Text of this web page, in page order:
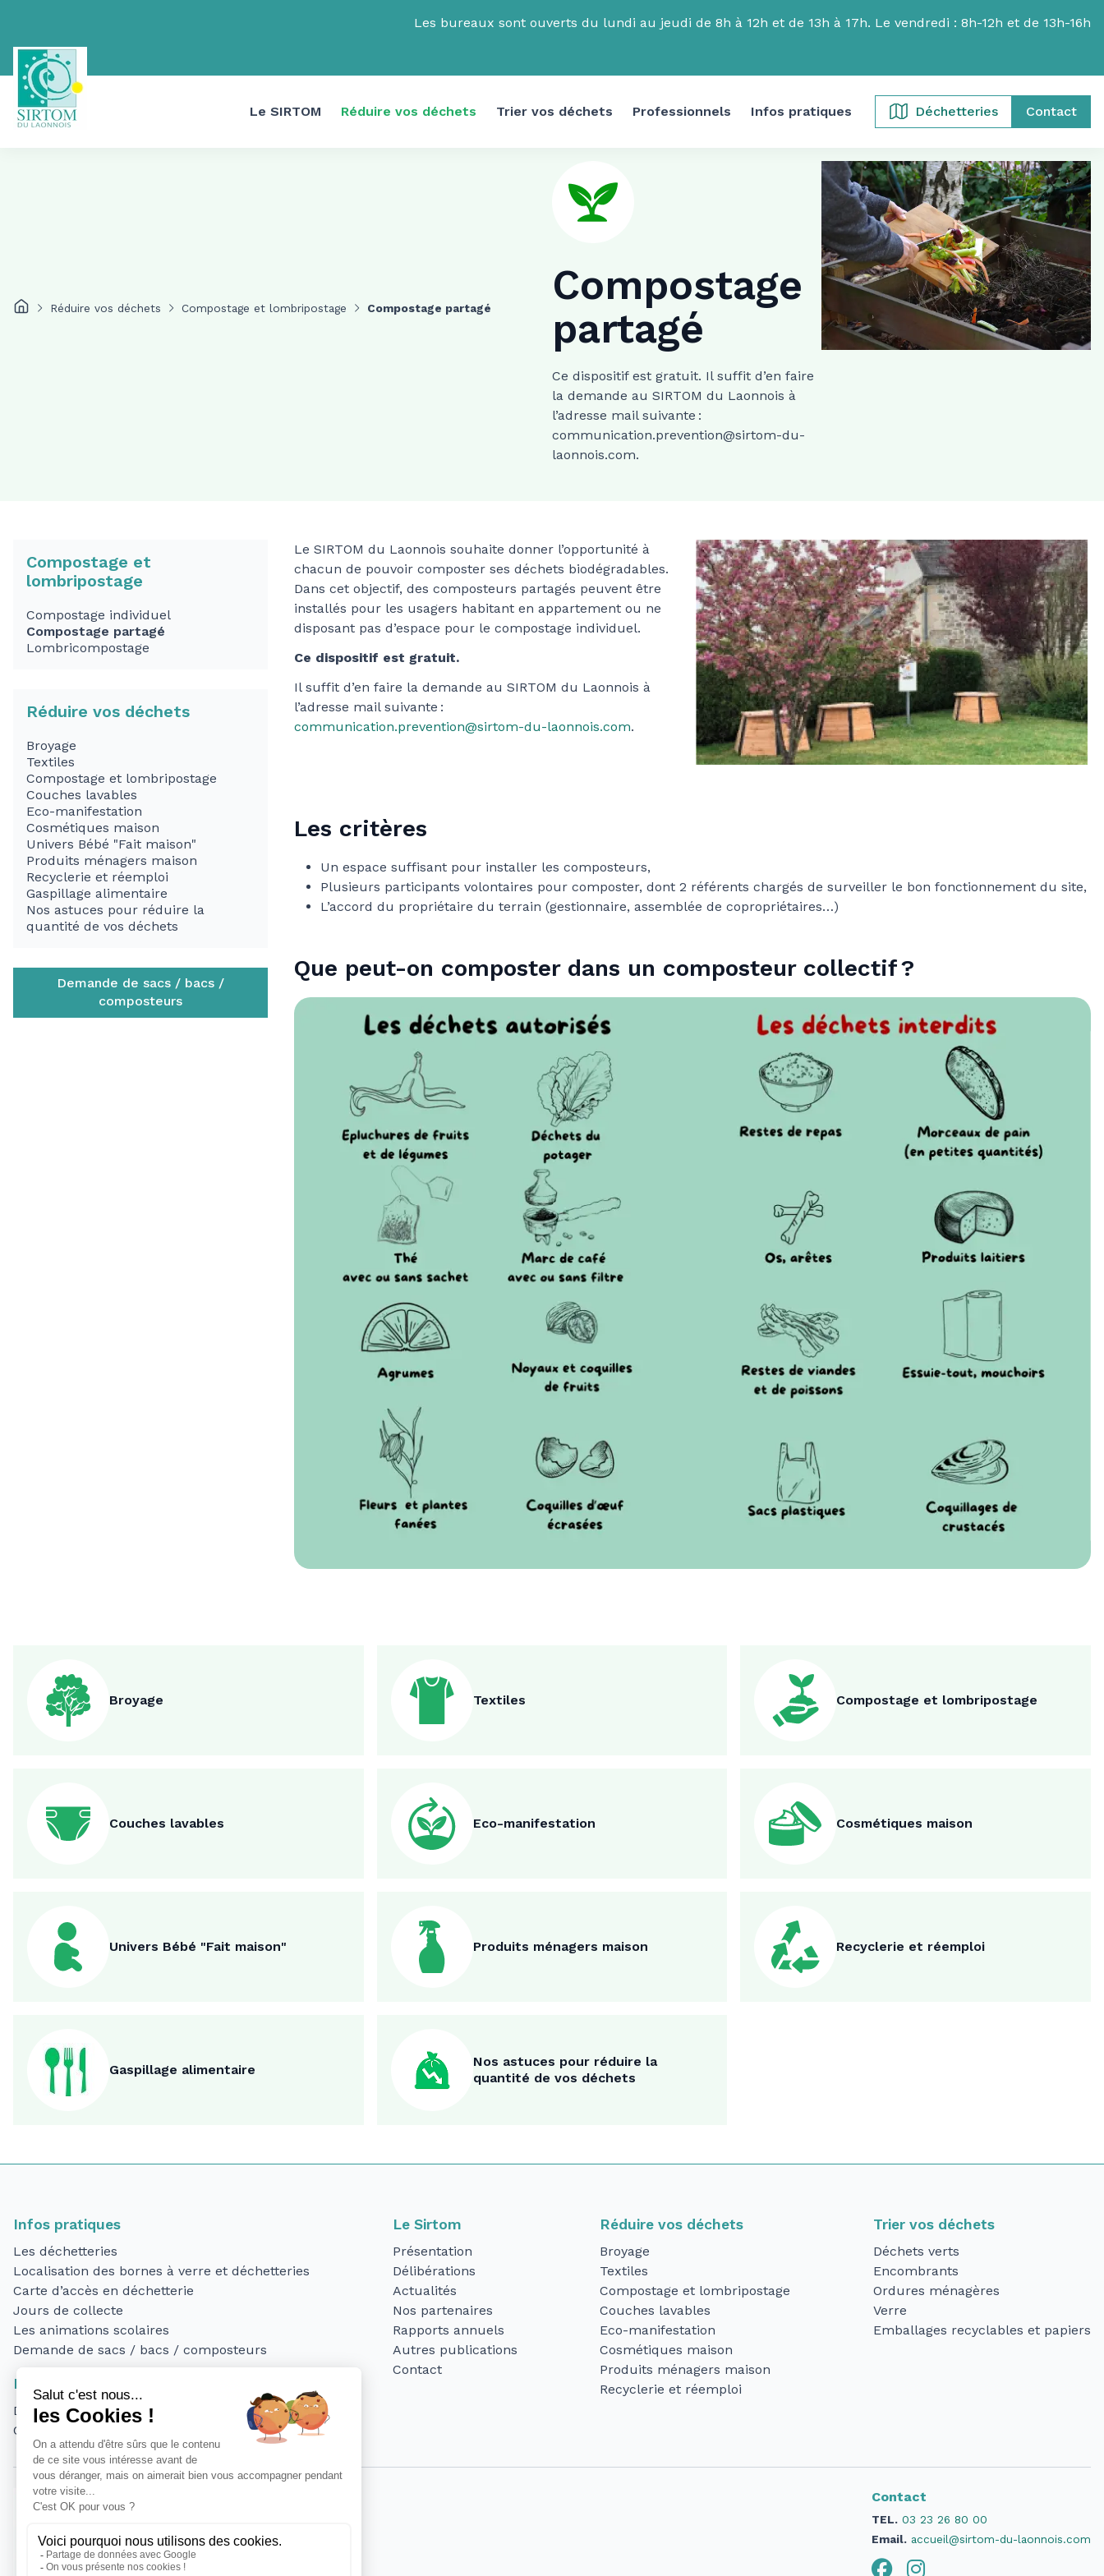
Les bureaux sont ouverts du lundi au jeudi de 8h à 12h et de 13h à 17h. Le vendredi : 8h-12h et de 13h-16h
Le SIRTOM Réduire vos déchets Trier vos déchets Professionnels Infos pratiques Déchetteries Contact
Réduire vos déchets Compostage et lombripostage Compostage partagé
Compostage
partagé
Ce dispositif est gratuit. Il suffit d’en faire
la demande au SIRTOM du Laonnois à
l’adresse mail suivante :
communication.prevention@sirtom-du-
laonnois.com.
Le SIRTOM du Laonnois souhaite donner l’opportunité à
chacun de pouvoir composter ses déchets biodégradables.
Dans cet objectif, des composteurs partagés peuvent être
installés pour les usagers habitant en appartement ou ne
disposant pas d’espace pour le compostage individuel.
Ce dispositif est gratuit.
Il suffit d’en faire la demande au SIRTOM du Laonnois à
l’adresse mail suivante :
communication.prevention@sirtom-du-laonnois.com.
Les critères
Un espace suffisant pour installer les composteurs,
Plusieurs participants volontaires pour composter, dont 2 référents chargés de surveiller le bon fonctionnement du site,
L’accord du propriétaire du terrain (gestionnaire, assemblée de copropriétaires…)
Que peut-on composter dans un composteur collectif ?
Compostage et
lombripostage
Compostage individuel
Compostage partagé
Lombricompostage
Réduire vos déchets
Broyage
Textiles
Compostage et lombripostage
Couches lavables
Eco-manifestation
Cosmétiques maison
Univers Bébé "Fait maison"
Produits ménagers maison
Recyclerie et réemploi
Gaspillage alimentaire
Nos astuces pour réduire la
quantité de vos déchets
Demande de sacs / bacs /
composteurs
Broyage Textiles Compostage et lombripostage
Couches lavables Eco-manifestation Cosmétiques maison
Univers Bébé "Fait maison" Produits ménagers maison Recyclerie et réemploi
Gaspillage alimentaire
Nos astuces pour réduire la
quantité de vos déchets
Infos pratiques
Les déchetteries
Localisation des bornes à verre et déchetteries
Carte d’accès en déchetterie
Jours de collecte
Les animations scolaires
Demande de sacs / bacs / composteurs
Professionnels
Déchetteries – accès des professionnels
Collecte des déchets des professionnels
Le Sirtom
Présentation
Délibérations
Actualités
Nos partenaires
Rapports annuels
Autres publications
Contact
Réduire vos déchets
Broyage
Textiles
Compostage et lombripostage
Couches lavables
Eco-manifestation
Cosmétiques maison
Produits ménagers maison
Recyclerie et réemploi
Trier vos déchets
Déchets verts
Encombrants
Ordures ménagères
Verre
Emballages recyclables et papiers
02000 LAON
Contact
TEL. 03 23 26 80 00
Email. accueil@sirtom-du-laonnois.com